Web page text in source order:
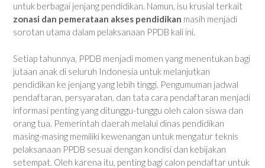
untuk berbagai jenjang pendidikan. Namun, isu krusial terkait
zonasi dan pemerataan akses pendidikan masih menjadi
sorotan utama dalam pelaksanaan PPDB kali ini.
Setiap tahunnya, PPDB menjadi momen yang menentukan bagi
jutaan anak di seluruh Indonesia untuk melanjutkan
pendidikan ke jenjang yang lebih tinggi. Pengumuman jadwal
pendaftaran, persyaratan, dan tata cara pendaftaran menjadi
informasi penting yang ditunggu-tunggu oleh calon siswa dan
orang tua. Pemerintah daerah melalui dinas pendidikan
masing-masing memiliki kewenangan untuk mengatur teknis
pelaksanaan PPDB sesuai dengan kondisi dan kebijakan
setempat. Oleh karena itu, penting bagi calon pendaftar untuk